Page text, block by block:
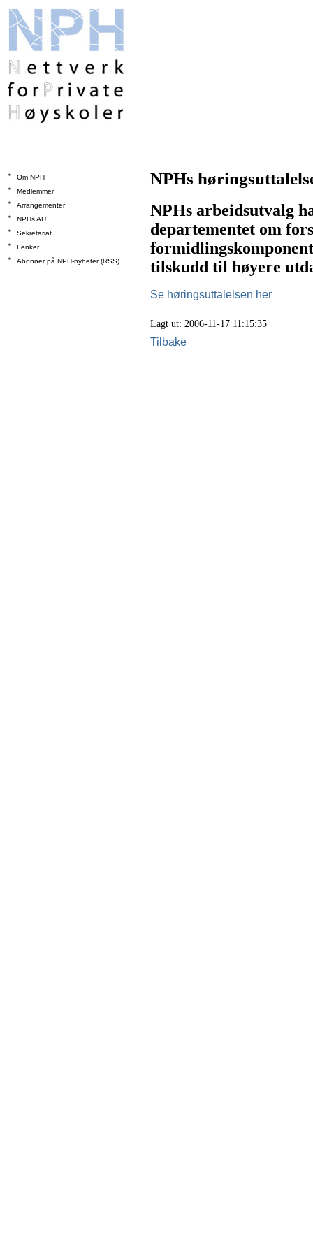
*
Om NPH
*
Medlemmer
*
Arrangementer
*
NPHs AU
*
Sekretariat
*
Lenker
*
Abonner på NPH-nyheter (RSS)
NPHs
NPHs arbeidsutvalg
departementet om
tilskudd til høyere
Se høringsuttalelsen her
Lagt ut: 2006-11-17 11:15:35
Tilbake